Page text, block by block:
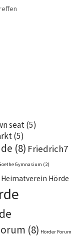
seat(5)
(5)
(8) Friedrich7
Gymnasium (2)
Heimatverein Hörde
(8) Hörder Forum